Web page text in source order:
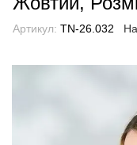
Артикул: TN-26.032